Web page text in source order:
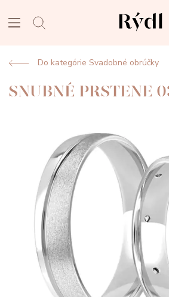
Do kategórie Svadobné obrúčky
SNUBNÉ PRSTENE